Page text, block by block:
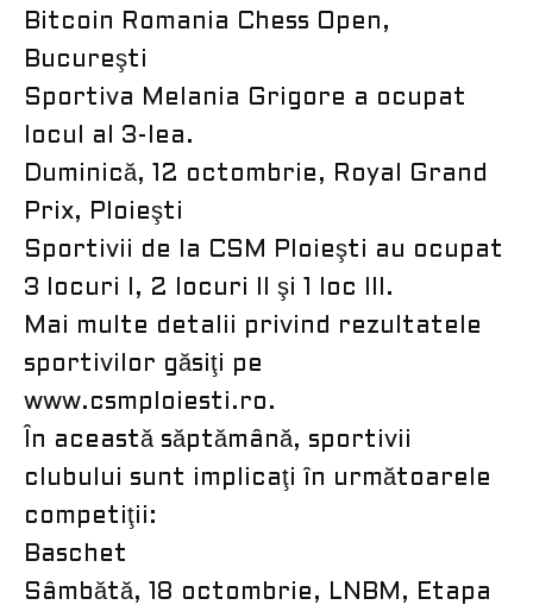
Bitcoin Romania Chess Open,
Bucureşti
Sportiva Melania Grigore a ocupat
locul al 3-lea.
Duminică, 12 octombrie, Royal Grand
Prix, Ploieşti
Sportivii de la CSM Ploieşti au ocupat
3 locuri I, 2 locuri II şi 1 loc III.
Mai multe detalii privind rezultatele
sportivilor găsiţi pe
www.csmploiesti.ro.
În această săptămână, sportivii
clubului sunt implicaţi în următoarele
competiţii:
Baschet
Sâmbătă, 18 octombrie, LNBM, Etapa